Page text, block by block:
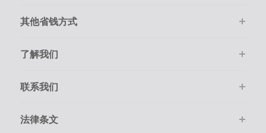
其他省钱方式
了解我们
联系我们
法律条文